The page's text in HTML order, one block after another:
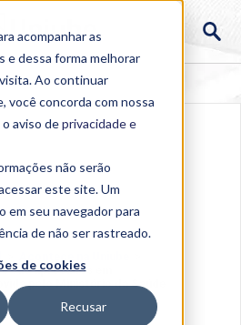
acompanhar as
e dessa forma melhorar
Ao continuar
você concorda com nossa
o aviso deprivacidade e
não serão
este site. Um
em seu navegador para
de não ser rastreado.
de cookies
Recusar
são aprovados em
pelo Ministério da Saúde